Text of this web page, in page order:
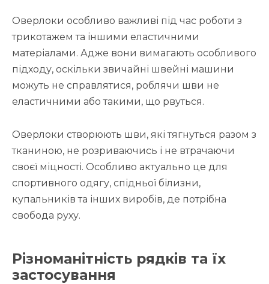
Оверлоки особливо важливі під час роботи з
трикотажем та іншими еластичними
матеріалами. Адже вони вимагають особливого
підходу, оскільки звичайні швейні машини
можуть не справлятися, роблячи шви не
еластичними або такими, що рвуться.
Оверлоки створюють шви, які тягнуться разом з
тканиною, не розриваючись і не втрачаючи
своєї міцності. Особливо актуально це для
спортивного одягу, спідньої білизни,
купальників та інших виробів, де потрібна
свобода руху.
Різноманітність рядків та їх
застосування